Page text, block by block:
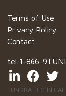
Terms of Use
Privacy Policy
Contact
tel:1-866-
TUNDRA